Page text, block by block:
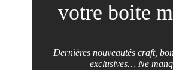
votre boite
Dernières nouveautés craft,
exclusives… Ne